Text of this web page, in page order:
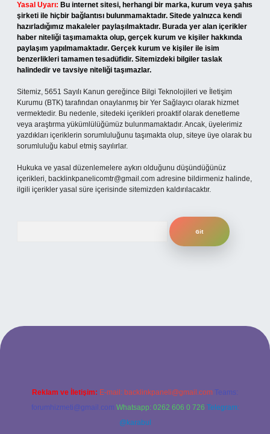
Yasal Uyarı: Bu internet sitesi, herhangi bir marka, kurum veya şahıs
şirketi ile hiçbir bağlantısı bulunmamaktadır. Sitede yalnızca kendi
hazırladığımız makaleler paylaşılmaktadır. Burada yer alan içerikler
haber niteliği taşımamakta olup, gerçek kurum ve kişiler hakkında
paylaşım yapılmamaktadır. Gerçek kurum ve kişiler ile isim
benzerlikleri tamamen tesadüfidir. Sitemizdeki bilgiler taslak
halindedir ve tavsiye niteliği taşımazlar.
Sitemiz, 5651 Sayılı Kanun gereğince Bilgi Teknolojileri ve İletişim
Kurumu (BTK) tarafından onaylanmış bir Yer Sağlayıcı olarak hizmet
vermektedir. Bu nedenle, sitedeki içerikleri proaktif olarak denetleme
veya araştırma yükümlülüğümüz bulunmamaktadır. Ancak, üyelerimiz
yazdıkları içeriklerin sorumluluğunu taşımakta olup, siteye üye olarak bu
sorumluluğu kabul etmiş sayılırlar.
Hukuka ve yasal düzenlemelere aykırı olduğunu düşündüğünüz
içerikleri, backlinkpanelicomtr@gmail.com adresine bildirmeniz halinde,
ilgili içerikler yasal süre içerisinde sitemizden kaldırılacaktır.
giriş
Reklam ve İletişim: E-mail: backlinkpaneli@gmail.com Teams:
forumhizmeti@gmail.com Whatsapp: 0262 606 0 726 Telegram:
@karabul